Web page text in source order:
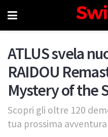
ATLUS svela
RAIDOU
Mystery of the
Scopri gli oltre 120
tua prossima avventura